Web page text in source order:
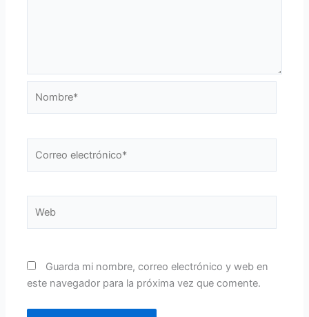
electrónico*
Guarda mi nombre, correo electrónico y web en
este navegador para la próxima vez que comente.